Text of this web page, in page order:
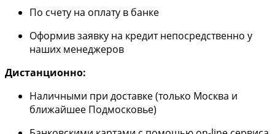
По счету на оплату в банке
Оформив заявку на кредит непосредственно у
наших менеджеров
Дистанционно:
Наличными при доставке (только Москва и
ближайшее Подмосковье)